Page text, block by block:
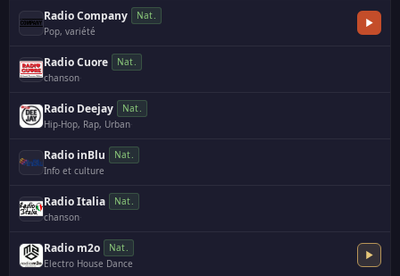
Radio Company
Nat.
Pop, variété
Radio Cuore
Nat.
chanson·
Radio Deejay
Nat.
Hip-Hop, Rap, Urban·
Radio inBlu
Nat.
Info et culture
Radio Italia
Nat.
chanson·
Radio m2o
Nat.
Electro House Dance